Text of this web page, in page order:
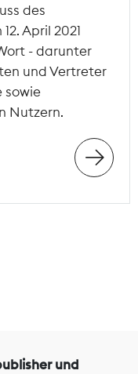
des
April 2021
- darunter
und Vertreter
sowie
Nutzern.
und